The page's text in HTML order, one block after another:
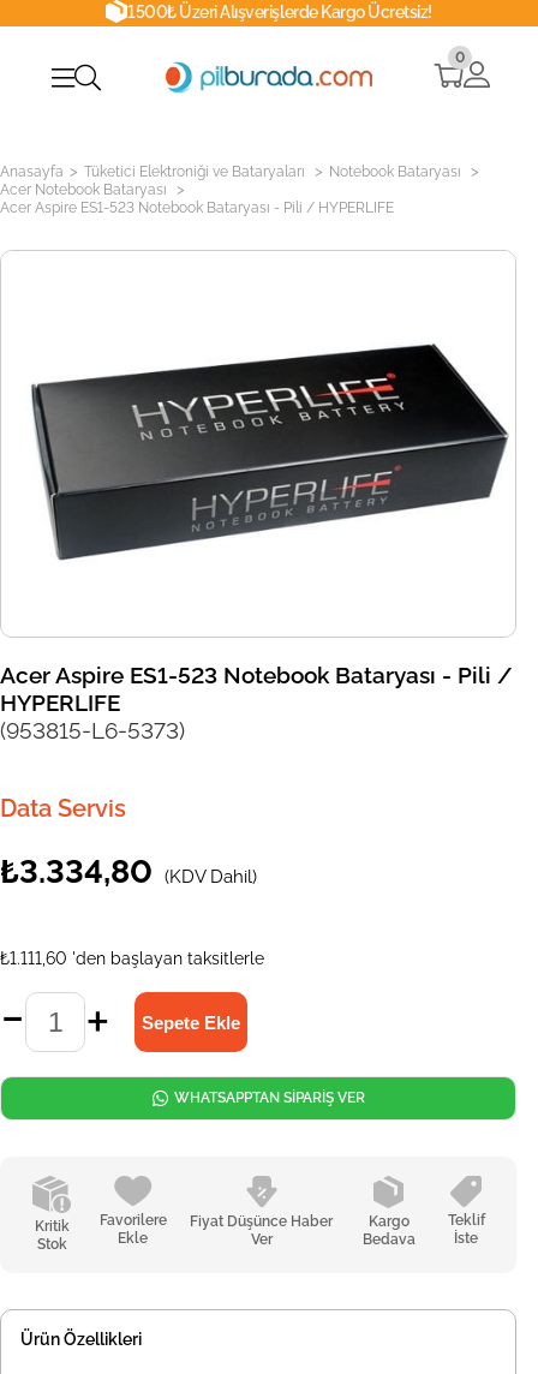
1500₺ Üzeri Alışverişlerde Kargo Ücretsiz!
0
Anasayfa > Tüketici Elektroniği ve Bataryaları > Notebook Bataryası >
Acer Notebook Bataryası >
Acer Aspire ES1-523 Notebook Bataryası - Pili / HYPERLIFE
Acer Aspire ES1-523 Notebook Bataryası - Pili /
HYPERLIFE
(953815-L6-5373)
Data Servis
₺3.334,80 (KDV Dahil)
₺1.111,60 'den başlayan taksitlerle
Kritik
Stok
Favorilere
Ekle
Fiyat Düşünce Haber
Ver
Kargo
Bedava
Teklif
İste
WHATSAPPTAN SİPARİŞ VER
Ürün Özellikleri